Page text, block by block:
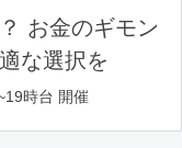
お金のギモン
な選択を
時台 開催